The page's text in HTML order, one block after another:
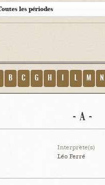
B C G H M N
- A -
Interprète(s)
Léo Ferré